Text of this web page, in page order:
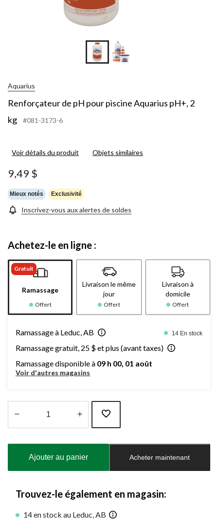
Aquarius
Renforçateur de pH pour piscine Aquarius pH+, 2
kg
#081-3173-6
Voir détails du produit Objets similaires
9,49 $
Mieux notés Exclusivité
Inscrivez-vous aux alertes de soldes
Achetez-le en ligne :
Gratuit
Ramassage
Offert
Livraison le même
jour
Offert
Livraison à
domicile
Offert
Ramassage à Leduc, AB 14 En stock
Ramassage gratuit, 25 $ et plus (avant taxes)
Ramassage disponible à 09 h 00, 01 août
Voir d'autres magasins
à
Ajouter au panier Acheter maintenant
Trouvez-le également en magasin:
14 en stock au Leduc, AB